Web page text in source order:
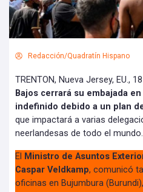
Redacción/Quadratín Hispano
TRENTON, Nueva Jersey, EU.,
Bajos cerrará su embajada
indefinido debido a un plan
que impactará a varias
neerlandesas de todo el mundo.
El Ministro de Asuntos
Caspar Veldkamp, comunicó
oficinas en Bujumbura